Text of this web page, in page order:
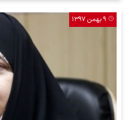
۹ بهمن ۱۳۹۷